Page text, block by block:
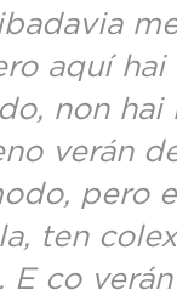
aquí hai
non
verán
pero
ten
E co